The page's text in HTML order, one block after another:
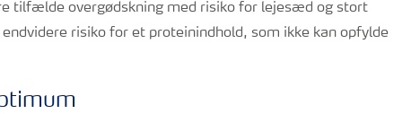
tilfælde overgødskning med risiko for lejesæd og stort
risiko for et proteinindhold, som ikke kan opfylde